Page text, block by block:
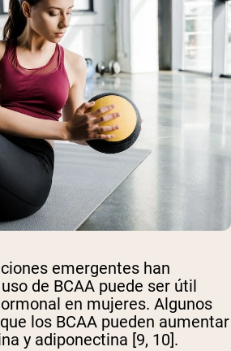
emergentes han
de BCAA puede ser útil
en mujeres. Algunos
los BCAA pueden aumentar
y adiponectina [9, 10].